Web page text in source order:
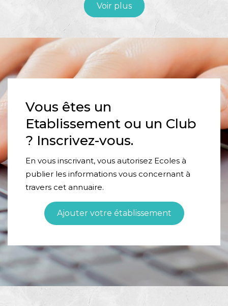
Voir plus
Vous êtes un
Etablissement ou un Club
? Inscrivez-vous.
En vous inscrivant, vous autorisez Ecoles à
publier les informations vous concernant à
travers cet annuaire.
Ajouter votre établissement